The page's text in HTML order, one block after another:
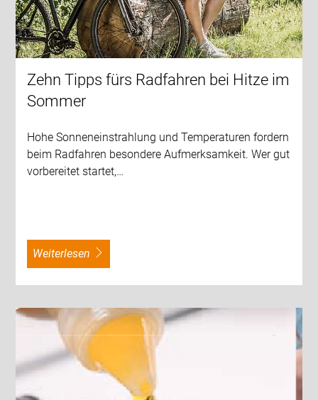
Zehn Tipps fürs Radfahren bei Hitze im
Sommer
Hohe Sonneneinstrahlung und Temperaturen fordern
beim Radfahren besondere Aufmerksamkeit. Wer gut
vorbereitet startet,…
weiterlesen